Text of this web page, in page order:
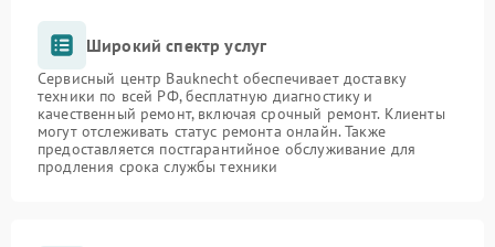
Широкий спектр услуг
Сервисный центр Bauknecht обеспечивает доставку
техники по всей РФ, бесплатную диагностику и
качественный ремонт, включая срочный ремонт. Клиенты
могут отслеживать статус ремонта онлайн. Также
предоставляется постгарантийное обслуживание для
продления срока службы техники